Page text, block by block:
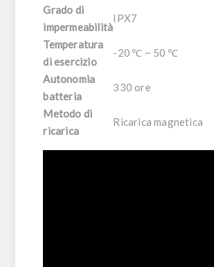
Grado di
impermeabilità
IPX7
Temperatura
di esercizio
-20 ℃ ~ 50 ℃
Autonomia
batteria
330 ore
Metodo di
ricarica
Ricarica magnetica